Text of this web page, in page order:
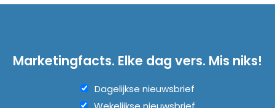
Marketingfacts. Elke dag vers. Mis niks!
Dagelijkse nieuwsbrief